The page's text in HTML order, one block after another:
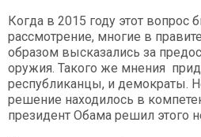
Когда в 2015 году этот вопрос
рассмотрение, многие в
образом высказались за
оружия. Такого же мнения
республиканцы, и демократы.
решение находилось в
президент Обама решил этого